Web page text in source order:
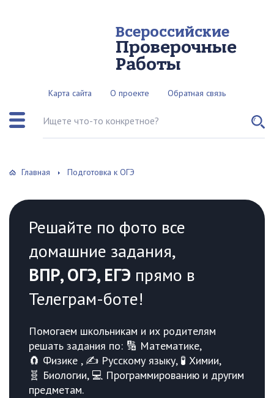
Всероссийские
Проверочные
Работы
Карта сайта О проекте Обратная связь
Поиск по сайту
Главная Подготовка к ОГЭ
Решайте по фото все
домашние задания,
ВПР, ОГЭ, ЕГЭ прямо в
Телеграм-боте!
Помогаем школьникам и их родителям
решать задания по: 🔢 Математике,
🧲 Физике , ✍️ Русскому языку, 🧪 Химии,
🧬 Биологии, 💻 Программированию и другим
предметам.